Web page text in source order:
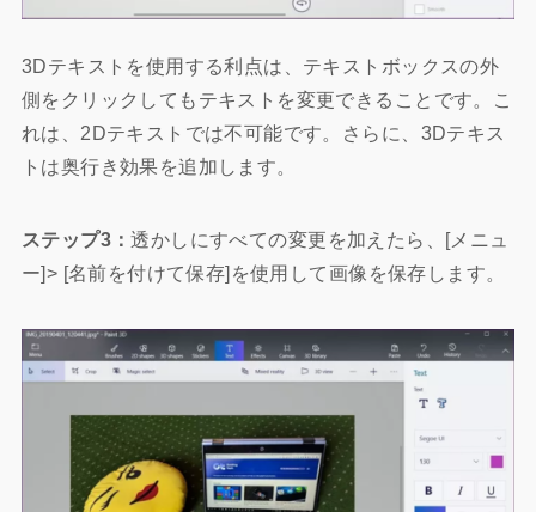
3Dテキストを使用する利点は、テキストボックスの外
側をクリックしてもテキストを変更できることです。こ
れは、2Dテキストでは不可能です。さらに、3Dテキス
トは奥行き効果を追加します。
ステップ3：透かしにすべての変更を加えたら、[メニュ
ー]> [名前を付けて保存]を使用して画像を保存します。